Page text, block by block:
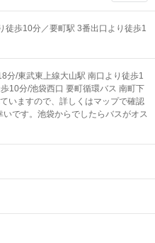
徒歩10分／要町駅 3番出口より徒歩1
分/東武東上線大山駅 南口より徒歩1
10分/池袋西口 要町循環バス 南町下
いますので、詳しくはマップで確認
です。池袋からでしたらバスがオス